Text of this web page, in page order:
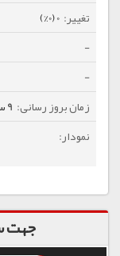
0 (0%)
-
-
9 سال پیش
جهت